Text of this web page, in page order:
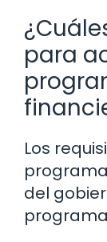
para
Los
del